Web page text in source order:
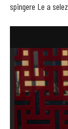
spingere Le a